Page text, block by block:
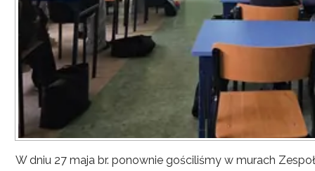
W dniu 27 maja br. ponownie gościliśmy w murach